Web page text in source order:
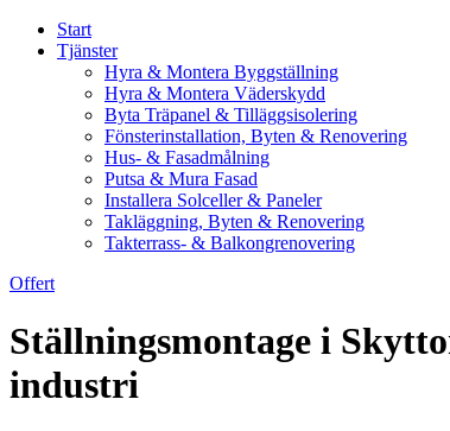
Start
Tjänster
Hyra & Montera Byggställning
Hyra & Montera Väderskydd
Byta Träpanel & Tilläggsisolering
Fönsterinstallation, Byten & Renovering
Hus- & Fasadmålning
Putsa & Mura Fasad
Installera Solceller & Paneler
Takläggning, Byten & Renovering
Takterrass- & Balkongrenovering
Offert
Ställningsmontage i
industri